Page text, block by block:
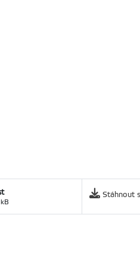
Stáhnout